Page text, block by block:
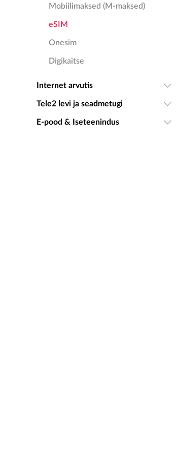
Mobiilimaksed (M-maksed)
eSIM
Onesim
Digikaitse
Internet arvutis
Tele2 levi ja seadmetugi
E-pood & Iseteenindus